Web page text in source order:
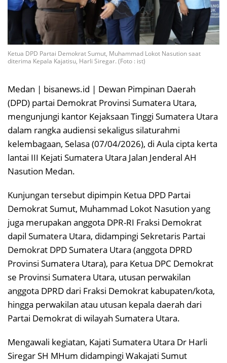
Ketua DPD Partai Demokrat Sumut, Muhammad Lokot Nasution saat
diterima Kepala Kajatisu, Harli Siregar. (Foto : ist)
Medan | bisanews.id | Dewan Pimpinan Daerah
(DPD) partai Demokrat Provinsi Sumatera Utara,
mengunjungi kantor Kejaksaan Tinggi Sumatera Utara
dalam rangka audiensi sekaligus silaturahmi
kelembagaan, Selasa (07/04/2026), di Aula cipta kerta
lantai III Kejati Sumatera Utara Jalan Jenderal AH
Nasution Medan.
Kunjungan tersebut dipimpin Ketua DPD Partai
Demokrat Sumut, Muhammad Lokot Nasution yang
juga merupakan anggota DPR-RI Fraksi Demokrat
dapil Sumatera Utara, didampingi Sekretaris Partai
Demokrat DPD Sumatera Utara (anggota DPRD
Provinsi Sumatera Utara), para Ketua DPC Demokrat
se Provinsi Sumatera Utara, utusan perwakilan
anggota DPRD dari Fraksi Demokrat kabupaten/kota,
hingga perwakilan atau utusan kepala daerah dari
Partai Demokrat di wilayah Sumatera Utara.
Mengawali kegiatan, Kajati Sumatera Utara Dr Harli
Siregar SH MHum didampingi Wakajati Sumut